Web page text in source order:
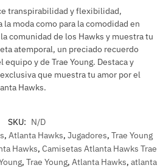
transpirabilidad y flexibilidad,
moda como para la comodidad en
comunidad de los Hawks y muestra tu
atemporal, un preciado recuerdo
y de Trae Young. Destaca y
que muestra tu amor por el
Hawks.
SKU: N/D
, Atlanta Hawks, Jugadores, Trae Young
Hawks, Camisetas Atlanta Hawks Trae
, Trae Young, Atlanta Hawks, atlanta